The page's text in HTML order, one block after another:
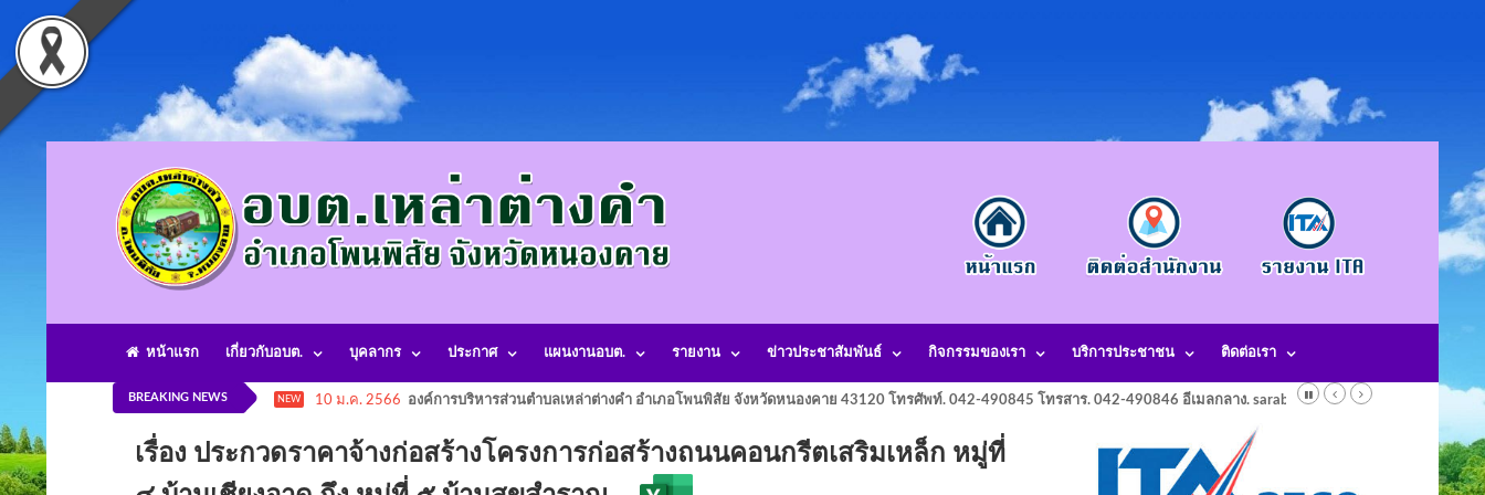
หน้าแรก เกี่ยวกับอบต. บุคลากร ประกาศ แผนงานอบต. รายงาน ข่าวประชาสัมพันธ์ กิจกรรมของเรา บริการประชาชน ติดต่อเรา
BREAKING NEWS NEW 10 ม.ค. 2566 องค์การบริหารส่วนตำบลเหล่าต่างคำ อำเภอโพนพิสัย จังหวัดหนองคาย 43120 โทรศัพท์. 042-490845 โทรสาร. 042-490846 อีเมลกลาง. saraban@laotangkham.go.th
เรื่อง ประกวดราคาจ้างก่อสร้างโครงการก่อสร้างถนนคอนกรีตเสริมเหล็ก หมู่ที่